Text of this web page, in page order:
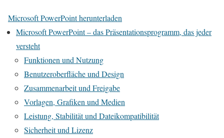
Microsoft PowerPoint herunterladen
Microsoft PowerPoint – das Präsentationsprogramm, das jeder
versteht
Funktionen und Nutzung
Benutzeroberfläche und Design
Zusammenarbeit und Freigabe
Vorlagen, Grafiken und Medien
Leistung, Stabilität und Dateikompatibilität
Sicherheit und Lizenz